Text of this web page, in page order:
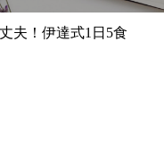
夫！伊達式1日5食